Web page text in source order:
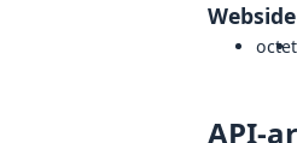
octet
API-